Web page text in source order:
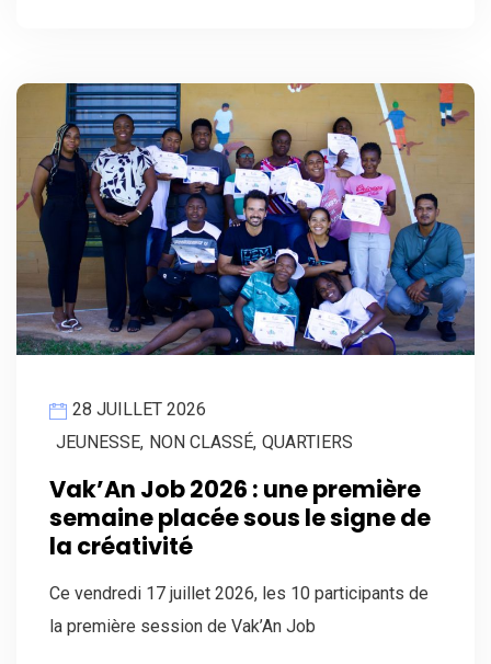
28 JUILLET 2026
JEUNESSE, NON CLASSÉ, QUARTIERS
Vak’An Job 2026 : une première
semaine placée sous le signe de
la créativité
Ce vendredi 17 juillet 2026, les 10 participants de
la première session de Vak’An Job